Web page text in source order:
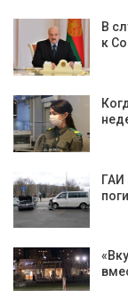
В
к
ГАИ